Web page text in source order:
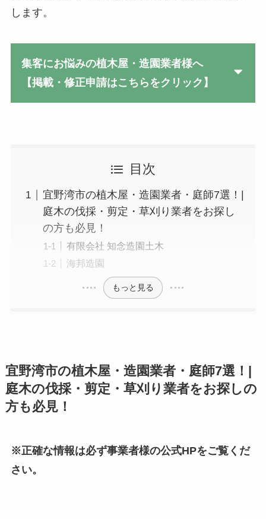
します。
集客にお悩みの植木屋・造園業者様へ
【掲載・修正申請はこちらをクリック】
目次
宜野湾市の植木屋・造園業者・庭師7選！|
庭木の伐採・剪定・草刈り業者をお探し
の方も必見！
有限会社 知念造園土木
海邦造園
もっと見る
宜野湾市の植木屋・造園業者・庭師7選！|
庭木の伐採・剪定・草刈り業者をお探しの
方も必見！
※正確な情報は必ず事業者様の公式HPをご覧くだ
さい。